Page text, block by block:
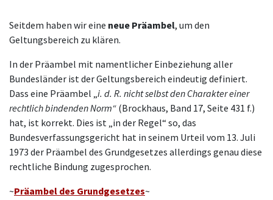
Seitdem haben wir eine neue Präambel, um den
Geltungsbereich zu klären.
In der Präambel mit namentlicher Einbeziehung aller
Bundesländer ist der Geltungsbereich eindeutig definiert.
Dass eine Präambel „i. d. R. nicht selbst den Charakter einer
rechtlich bindenden Norm“ (Brockhaus, Band 17, Seite 431 f.)
hat, ist korrekt. Dies ist „in der Regel“ so, das
Bundesverfassungsgericht hat in seinem Urteil vom 13. Juli
1973 der Präambel des Grundgesetzes allerdings genau diese
rechtliche Bindung zugesprochen.
~Präambel des Grundgesetzes~